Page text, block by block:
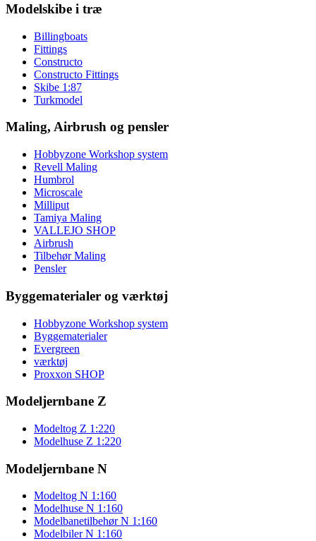
Modelskibe i træ
Billingboats
Fittings
Constructo
Constructo Fittings
Skibe 1:87
Turkmodel
Maling, Airbrush og pensler
Hobbyzone Workshop system
Revell Maling
Humbrol
Microscale
Milliput
Tamiya Maling
VALLEJO SHOP
Airbrush
Tilbehør Maling
Pensler
Byggematerialer og værktøj
Hobbyzone Workshop system
Byggematerialer
Evergreen
værktøj
Proxxon SHOP
Modeljernbane Z
Modeltog Z 1:220
Modelhuse Z 1:220
Modeljernbane N
Modeltog N 1:160
Modelhuse N 1:160
Modelbanetilbehør N 1:160
Modelbiler N 1:160